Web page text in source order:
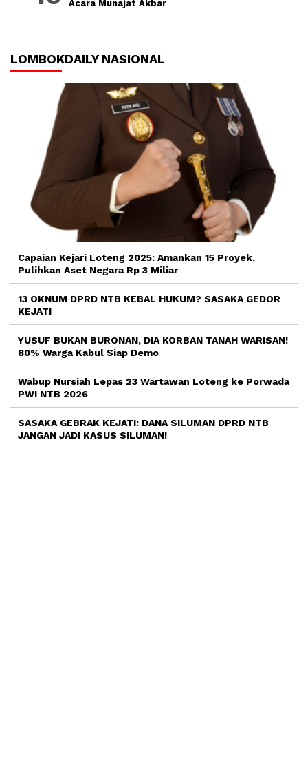
Acara Munajat Akbar
LOMBOKDAILY NASIONAL
Capaian Kejari Loteng 2025: Amankan 15 Proyek,
Pulihkan Aset Negara Rp 3 Miliar
13 OKNUM DPRD NTB KEBAL HUKUM? SASAKA GEDOR
KEJATI
YUSUF BUKAN BURONAN, DIA KORBAN TANAH WARISAN!
80% Warga Kabul Siap Demo
Wabup Nursiah Lepas 23 Wartawan Loteng ke Porwada
PWI NTB 2026
SASAKA GEBRAK KEJATI: DANA SILUMAN DPRD NTB
JANGAN JADI KASUS SILUMAN!